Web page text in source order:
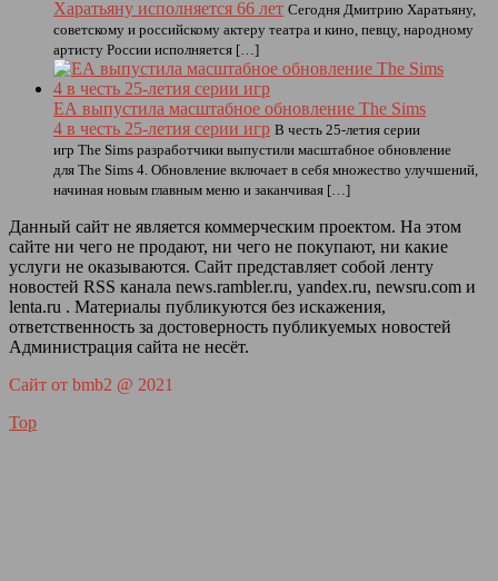
Харатьяну исполняется 66 лет Сегодня Дмитрию Харатьяну,
советскому и российскому актеру театра и кино, певцу, народному
артисту России исполняется […]
EA выпустила масштабное обновление The Sims
4 в честь 25-летия серии игр В честь 25-летия серии
игр The Sims разработчики выпустили масштабное обновление
для The Sims 4. Обновление включает в себя множество улучшений,
начиная новым главным меню и заканчивая […]
Данный сайт не является коммерческим проектом. На этом
сайте ни чего не продают, ни чего не покупают, ни какие
услуги не оказываются. Сайт представляет собой ленту
новостей RSS канала news.rambler.ru, yandex.ru, newsru.com и
lenta.ru . Материалы публикуются без искажения,
ответственность за достоверность публикуемых новостей
Администрация сайта не несёт.
Сайт от bmb2 @ 2021
Top